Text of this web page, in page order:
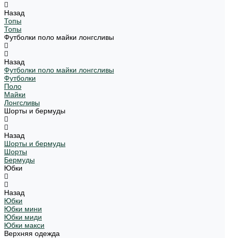
Назад
Топы
Топы
Футболки поло майки лонгсливы
Назад
Футболки поло майки лонгсливы
Футболки
Поло
Майки
Лонгсливы
Шорты и бермуды
Назад
Шорты и бермуды
Шорты
Бермуды
Юбки
Назад
Юбки
Юбки мини
Юбки миди
Юбки макси
Верхняя одежда